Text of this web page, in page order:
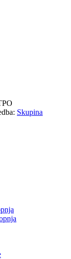
Skupina